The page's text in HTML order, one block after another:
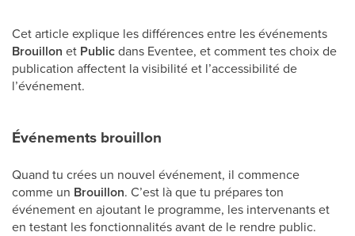
Cet article explique les différences entre les événements
Brouillon et Publicdans Eventee, et comment tes choix de
publication affectent la visibilité et l’accessibilité de
l’événement.
Événements brouillon
Quand tu crées un nouvel événement, il commence
comme un Brouillon. C’est là que tu prépares ton
événement en ajoutant le programme, les intervenants et
en testant les fonctionnalités avant de le rendre public.